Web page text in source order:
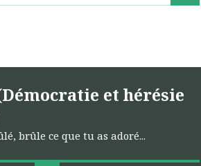
et hérésie
brûle ce que tu as adoré...